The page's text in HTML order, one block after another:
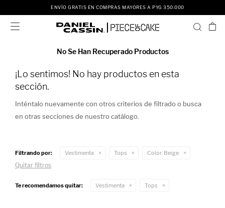
ENVÍO GRATIS EN COMPRAS MAYORES A PYG 350.000

No Se Han Recuperado Productos
¡Lo sentimos! No hay productos en esta
sección.
Inténtalo nuevamente con otros criterios de filtrado o busca
en otras secciones de nuestro catálogo.
Filtrando por: Vestimenta Tops Color: Beige
Quitar filtros
Te recomendamos quitar: Vestimenta Tops